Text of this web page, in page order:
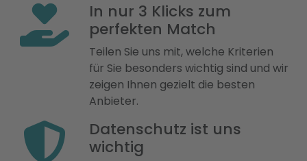
In nur 3 Klicks zum
perfekten Match
Teilen Sie uns mit, welche Kriterien
für Sie besonders wichtig sind und wir
zeigen Ihnen gezielt die besten
Anbieter.
Datenschutz ist uns
wichtig